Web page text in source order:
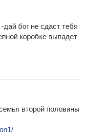
бог не сдаст тебя
коробке выпадет
второй половины